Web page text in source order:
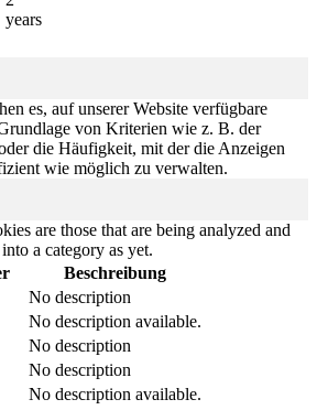
years
es, auf unserer Website verfügbare
von Kriterien wie z. B. der
die Häufigkeit, mit der die Anzeigen
wie möglich zu verwalten.
are those that are being analyzed and
a category as yet.
Beschreibung
No description
No description available.
No description
No description
No description available.